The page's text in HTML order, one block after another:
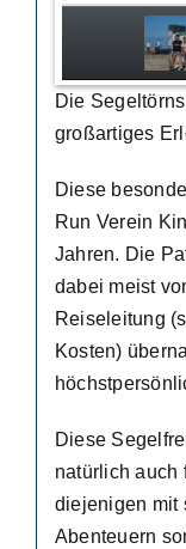
Die
großartiges
Diese
Run Verein
Jahren. Die
dabei meist
Reiseleitung
Kosten)
Diese
natürlich auch
diejenigen mit
Abenteuern